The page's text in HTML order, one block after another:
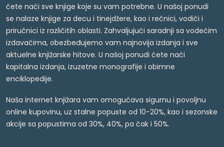
ćete naći sve knjige koje su vam potrebne. U našoj ponudi
se nalaze knjige za decu i tinejdžere, kao i rečnici, vodiči i
priručnici iz različitih oblasti. Zahvaljujući saradnji sa vodećim
izdavačima, obezbeđujemo vam najnovija izdanja i sve
aktuelne knjižarske hitove. U našoj ponudi ćete naći
kapitalna izdanja, izuzetne monografije i obimne
enciklopedije.
Naša internet knjižara vam omogućava sigurnu i povoljnu
online kupovinu, uz stalne popuste od 10-20%, kao i sezonske
akcije sa popustima od 30%, 40%, pa čak i 50%.